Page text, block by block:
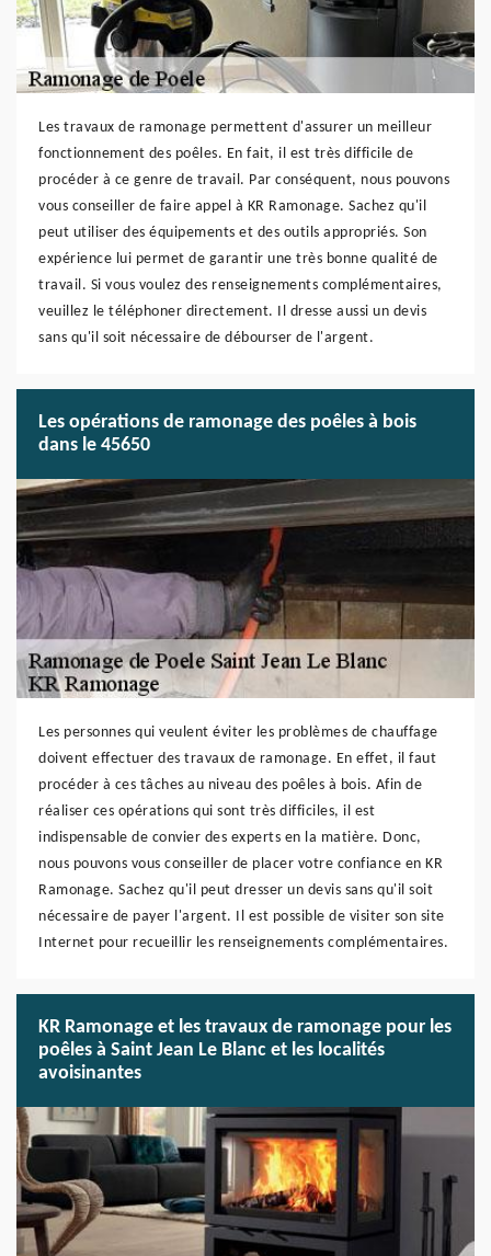
Les travaux de ramonage permettent d'assurer un meilleur
fonctionnement des poêles. En fait, il est très difficile de
procéder à ce genre de travail. Par conséquent, nous pouvons
vous conseiller de faire appel à KR Ramonage. Sachez qu'il
peut utiliser des équipements et des outils appropriés. Son
expérience lui permet de garantir une très bonne qualité de
travail. Si vous voulez des renseignements complémentaires,
veuillez le téléphoner directement. Il dresse aussi un devis
sans qu'il soit nécessaire de débourser de l'argent.
Les opérations de ramonage des poêles à bois
dans le 45650
Les personnes qui veulent éviter les problèmes de chauffage
doivent effectuer des travaux de ramonage. En effet, il faut
procéder à ces tâches au niveau des poêles à bois. Afin de
réaliser ces opérations qui sont très difficiles, il est
indispensable de convier des experts en la matière. Donc,
nous pouvons vous conseiller de placer votre confiance en KR
Ramonage. Sachez qu'il peut dresser un devis sans qu'il soit
nécessaire de payer l'argent. Il est possible de visiter son site
Internet pour recueillir les renseignements complémentaires.
KR Ramonage et les travaux de ramonage pour les
poêles à Saint Jean Le Blanc et les localités
avoisinantes